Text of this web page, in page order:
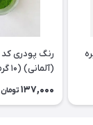
تیره
(آلمانی) (۱۰ گرمی)
137,000 تومان